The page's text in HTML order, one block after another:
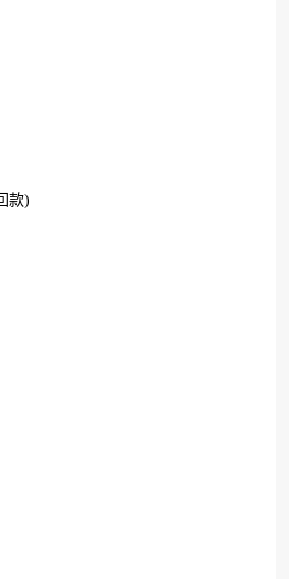
款)